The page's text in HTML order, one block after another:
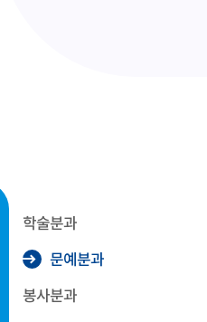
학술분과
문예분과
봉사분과